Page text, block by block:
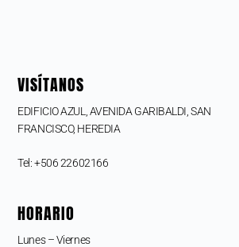
VISÍTANOS
EDIFICIO AZUL, AVENIDA GARIBALDI, SAN
FRANCISCO, HEREDIA
Tel: +506 22602166
HORARIO
Lunes – Viernes